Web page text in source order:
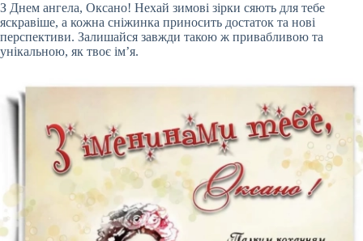
З Днем ангела, Оксано! Нехай зимові зірки сяють для тебе
яскравіше, а кожна сніжинка приносить достаток та нові
перспективи. Залишайся завжди такою ж привабливою та
унікальною, як твоє ім’я.